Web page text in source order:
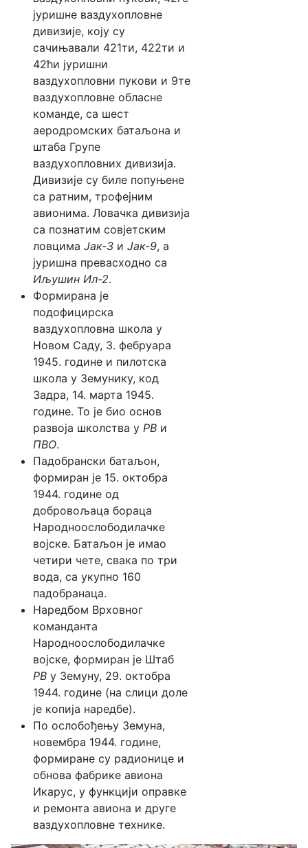
јуришне ваздухопловне
дивизије, коју су
сачињавали 421ти, 422ти и
42ћи јуришни
ваздухопловни пукови и 9те
ваздухопловне обласне
команде, са шест
аеродромских батаљона и
штаба Групе
ваздухопловних дивизија.
Дивизије су биле попуњене
са ратним, трофејним
авионима. Ловачка дивизија
са познатим совјетским
ловцима Јак-3 и Јак-9, а
јуришна превасходно са
Иљушин Ил-2.
Формирана је
подофицирска
ваздухопловна школа у
Новом Саду, 3. фебруара
1945. године и пилотска
школа у Земунику, код
Задра, 14. марта 1945.
године. То је био основ
развоја школства у РВ и
ПВО.
Падобрански батаљон,
формиран је 15. октобра
1944. године од
добровољаца бораца
Народноослободилачке
војске. Батаљон је имао
четири чете, свака по три
вода, са укупно 160
падобранаца.
Наредбом Врховног
команданта
Народноослободилачке
војске, формиран је Штаб
РВ у Земуну, 29. октобра
1944. године (на слици доле
је копија наредбе).
По ослобођењу Земуна,
новембра 1944. године,
формиране су радионице и
обнова фабрике авиона
Икарус, у функцији оправке
и ремонта авиона и друге
ваздухопловне технике.